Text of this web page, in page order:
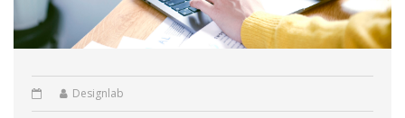
Designlab